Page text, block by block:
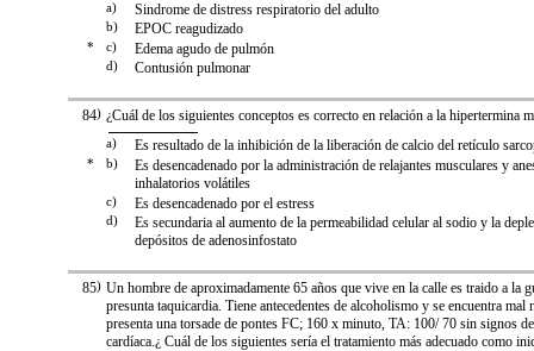
a) Sindrome de distress respiratorio del adulto
b) EPOC reagudizado
* c) Edema agudo de pulmón
d) Contusión pulmonar
)
84 ¿Cuál de los siguientes conceptos es correcto en relación a la hipertermina
a) Es resultado de la inhibición de la liberación de calcio del retículo
* b)
Es desencadenado por la administración de relajantes musculares y
inhalatorios volátiles
c) Es desencadenado por el estress
d)
Es secundaria al aumento de la permeabilidad celular al sodio y la
depósitos de adenosinfostato
)
85 Un hombre de aproximadamente 65 años que vive en la calle es traido a la
presunta taquicardia. Tiene antecedentes de alcoholismo y se encuentra
presenta una torsade de pontes FC; 160 x minuto, TA: 100/ 70 sin signos
cardíaca.¿ Cuál de los siguientes sería el tratamiento más adecuado como